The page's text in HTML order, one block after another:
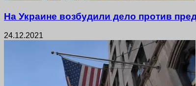
На Украине возбудили дело против
24.12.2021